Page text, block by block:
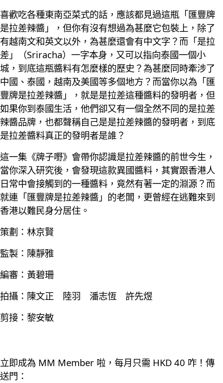
喜歡吃各種東南亞菜式的話，應該都見過這瓶「匯豐牌
是拉差辣醬」，但你有沒有想過為甚麼它包裝上，除了
有越南文和英文以外，為甚麼還會有中文字？而「是拉
差」（Sriracha）一字本身，又可以指向泰國一個小
城，到底這瓶醬料有怎麼樣的歷史？為甚麼同時牽涉了
中國、泰國，越南及美國等多個地方？而當你以為「匯
豐牌是拉差辣醬」，就是是拉差這種醬料的發明者，但
如果你到泰國生活，他們卻又有一個全然不同的是拉差
辣醬品牌，也都聲稱自己是是拉差辣醬的發明者，到底
是拉差醬料真正的發明者是誰？
這一集《牌子嘢》會帶你認識是拉差辣醬的前世今生，
當你深入研究後，會發現這款異國醬料，其實跟香港人
日常中會接觸到的一種醬料，竟然有著一定的淵源？而
就連「匯豐牌是拉差辣醬」的老闆，更曾經在逃難來到
香港以難民身分居住。
策劃：林京賢
監製：陳靜雅
編審：黃碧珊
拍攝：陳文正 陸羽 潘志恆 許先煜
剪接：黎安敏
立即成為 MM Member 啦，每月只需 HKD 40 咋！傳
送門：